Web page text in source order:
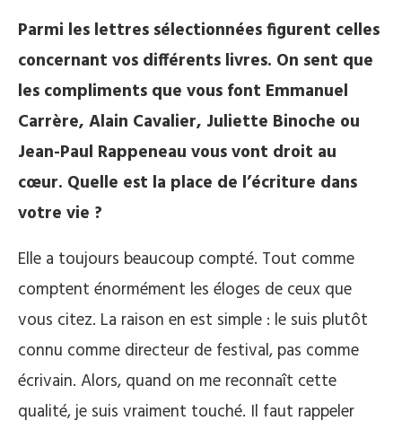
Parmi les lettres sélectionnées figurent celles
concernant vos différents livres. On sent que
les compliments que vous font Emmanuel
Carrère, Alain Cavalier, Juliette Binoche ou
Jean-Paul Rappeneau vous vont droit au
cœur. Quelle est la place de l’écriture dans
votre vie ?
Elle a toujours beaucoup compté. Tout comme
comptent énormément les éloges de ceux que
vous citez. La raison en est simple : le suis plutôt
connu comme directeur de festival, pas comme
écrivain. Alors, quand on me reconnaît cette
qualité, je suis vraiment touché. Il faut rappeler